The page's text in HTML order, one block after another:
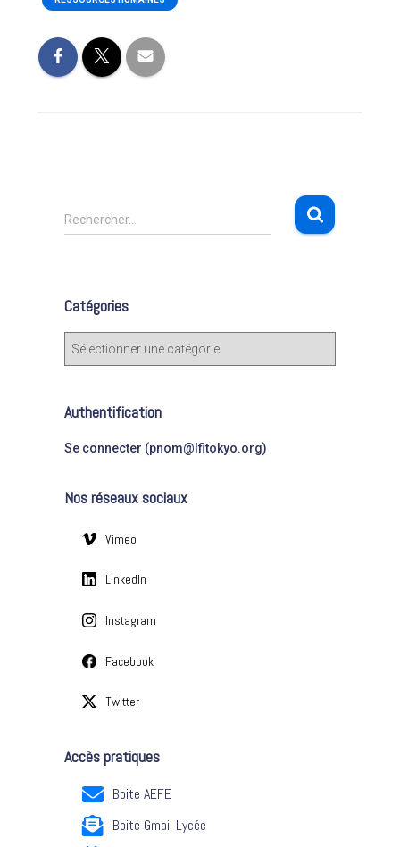
R
e
r
c
e
Rechercher…
Catégories
C
g
o
e
Authentification
Se connecter (pnom@lfitokyo.org)
Nos réseaux sociaux
Vimeo
LinkedIn
Instagram
Facebook
Twitter
Accès pratiques
Boite AEFE
Boite Gmail Lycée